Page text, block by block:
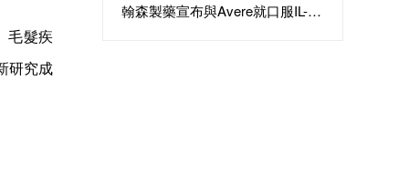
毛髮疾
研究成
翰森製藥宣布與Avere就口服IL-23候選分子HS-20118達成許可合作及戰略投資